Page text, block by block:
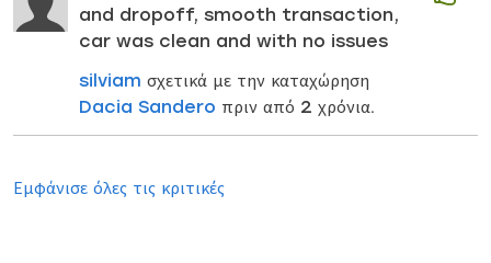
and dropoff, smooth transaction,
car was clean and with no issues
silviam σχετικά με την καταχώρηση
Dacia Sandero πριν από 2 χρόνια.
Εμφάνισε όλες τις κριτικές